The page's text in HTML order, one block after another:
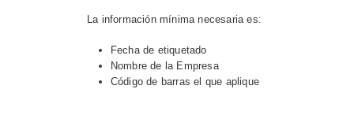
La información mínima necesaria es:
Fecha de etiquetado
Nombre de la Empresa
Código de barras el que aplique